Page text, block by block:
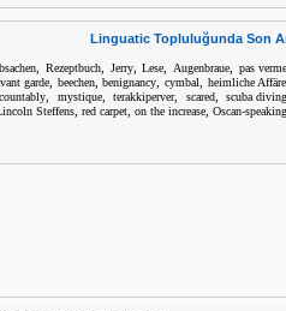
Linguatic Topluluğunda Son
Rezeptbuch, Jerry,Lese Augenbraue
pas
garde beechen,benignancy ,cymbal heimliche Affäre
mystique,terakkiperver, scared, scuba diving
Steffens red carpet on the increase Oscan-speaking